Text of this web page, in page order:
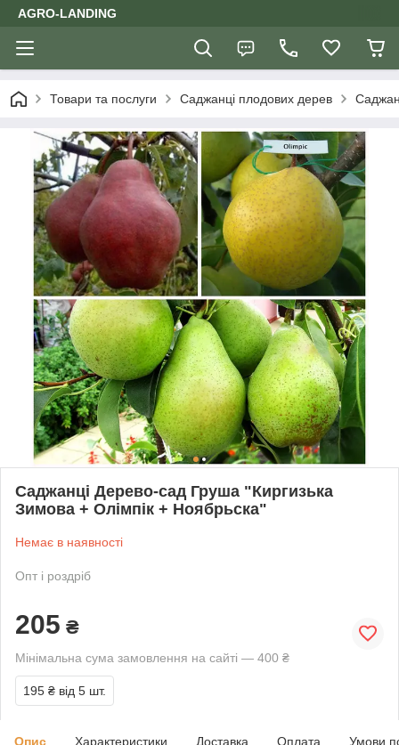
AGRO-LANDING
Товари та послуги Саджанці плодових дерев
Саджанці Дерево-сад Груша "Киргизька
Зимова + Олімпік + Ноябрьска"
Немає в наявності
Опт і роздріб
205 ₴
Мінімальна сума замовлення на сайті — 400 ₴
195 ₴ від 5 шт.
Опис Характеристики Доставка Оплата Умови